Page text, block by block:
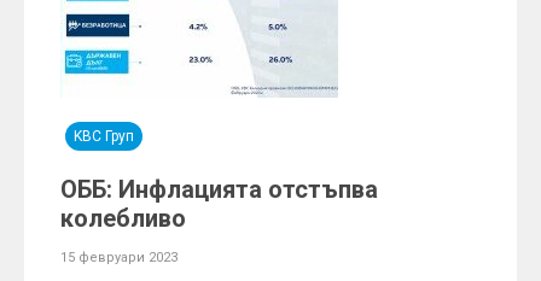
KBC Груп
ОББ: Инфлацията отстъпва
колебливо
15 февруари 2023